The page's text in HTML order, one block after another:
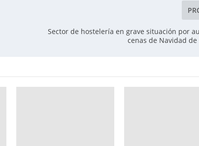
Sector de hostelería en grave situación por
cenas de Navidad